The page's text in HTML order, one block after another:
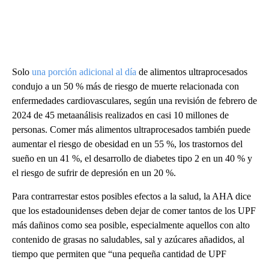
Solo una porción adicional al día de alimentos ultraprocesados
condujo a un 50 % más de riesgo de muerte relacionada con
enfermedades cardiovasculares, según una revisión de febrero de
2024 de 45 metaanálisis realizados en casi 10 millones de
personas. Comer más alimentos ultraprocesados también puede
aumentar el riesgo de obesidad en un 55 %, los trastornos del
sueño en un 41 %, el desarrollo de diabetes tipo 2 en un 40 % y
el riesgo de sufrir de depresión en un 20 %.
Para contrarrestar estos posibles efectos a la salud, la AHA dice
que los estadounidenses deben dejar de comer tantos de los UPF
más dañinos como sea posible, especialmente aquellos con alto
contenido de grasas no saludables, sal y azúcares añadidos, al
tiempo que permiten que “una pequeña cantidad de UPF